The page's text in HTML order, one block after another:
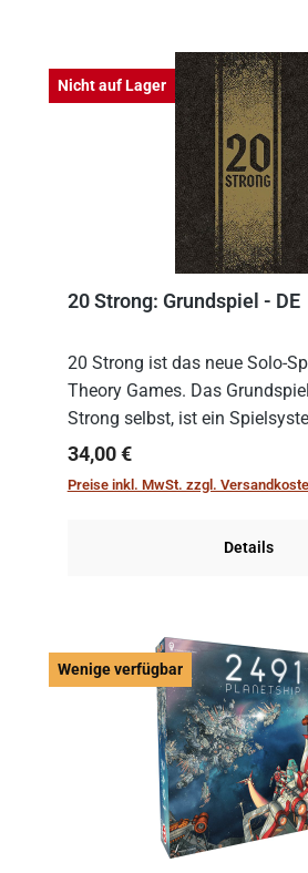
Nicht auf Lager
20 Strong: Grundspiel - DE
20 Strong ist das neue Solo-
Theory Games. Das
Strong selbst, ist ein
einfachen Regeln. Um es zu
immer mit einem Themenset
Regulärer Preis:
34,00 €
Preise inkl. MwSt. zzgl.
Details
Wenige verfügbar